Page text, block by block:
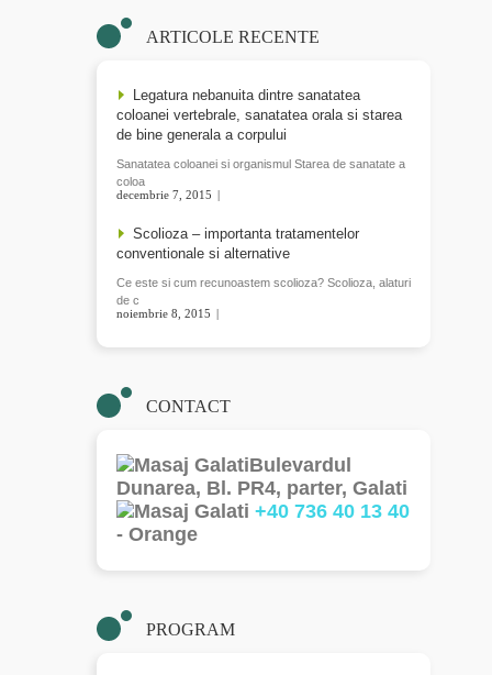
ARTICOLE RECENTE
Legatura nebanuita dintre sanatatea
coloanei vertebrale, sanatatea orala si starea
de bine generala a corpului
Sanatatea coloanei si organismul Starea de sanatate a
coloa
decembrie 7, 2015
Scolioza – importanta tratamentelor
conventionale si alternative
Ce este si cum recunoastem scolioza? Scolioza, alaturi
de c
noiembrie 8, 2015
CONTACT
Bulevardul
Dunarea, Bl. PR4, parter, Galati
+40 736 40 13 40
- Orange
PROGRAM